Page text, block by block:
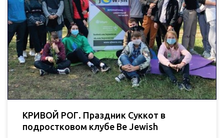
КРИВОЙ РОГ. Праздник Суккот в
подростковом клубе Be Jewish